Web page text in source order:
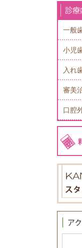
診療
一般
小児
入れ
審美
口腔